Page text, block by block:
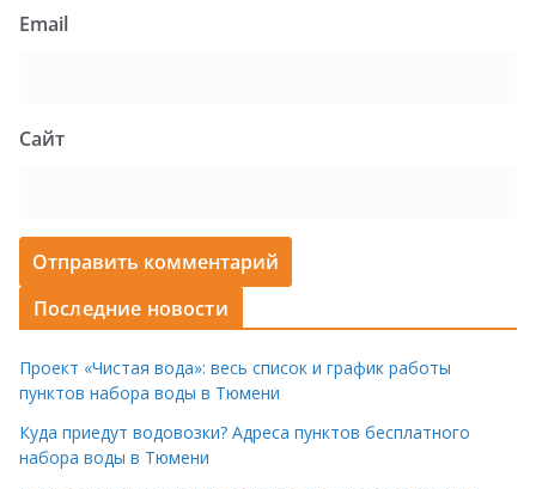
Email
Сайт
Последние новости
Проект «Чистая вода»: весь список и график работы
пунктов набора воды в Тюмени
Куда приедут водовозки? Адреса пунктов бесплатного
набора воды в Тюмени